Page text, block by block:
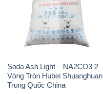
Soda Ash Light – NA2CO3 2
Vòng Tròn Hubei Shuanghuan
Trung Quốc China